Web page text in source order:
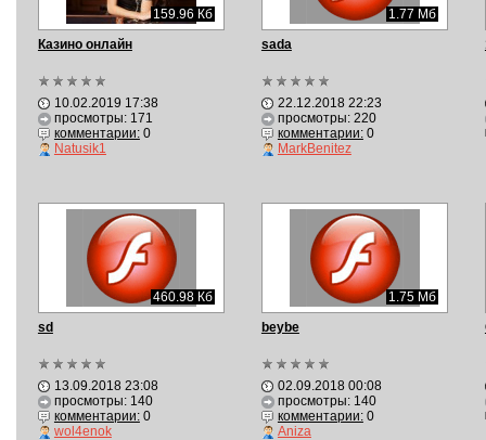
159.96 Кб
Казино онлайн
10.02.2019 17:38
просмотры: 171
комментарии:0
Natusik1
1.77 Мб
sada
22.12.2018 22:23
просмотры: 220
комментарии:0
MarkBenitez
460.98 Кб
sd
13.09.2018 23:08
просмотры: 140
комментарии:0
wol4enok
1.75 Мб
beybe
02.09.2018 00:08
просмотры: 140
комментарии:0
Aniza